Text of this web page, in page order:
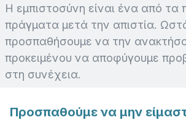
Η εμπιστοσύνη είναι ένα από τα
πράγματα μετά την απιστία.
προσπαθήσουμε να την
προκειμένου να αποφύγουμε
στη συνέχεια.
Προσπαθούμε να μην